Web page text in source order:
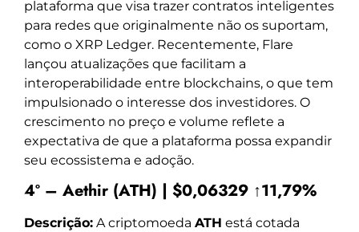
plataforma que visa trazer contratos inteligentes
para redes que originalmente não os suportam,
como o XRP Ledger. Recentemente, Flare
lançou atualizações que facilitam a
interoperabilidade entre blockchains, o que tem
impulsionado o interesse dos investidores. O
crescimento no preço e volume reflete a
expectativa de que a plataforma possa expandir
seu ecossistema e adoção.
4º – Aethir (ATH) | $0,06329 ↑11,79%
Descrição: A criptomoeda ATH está cotada